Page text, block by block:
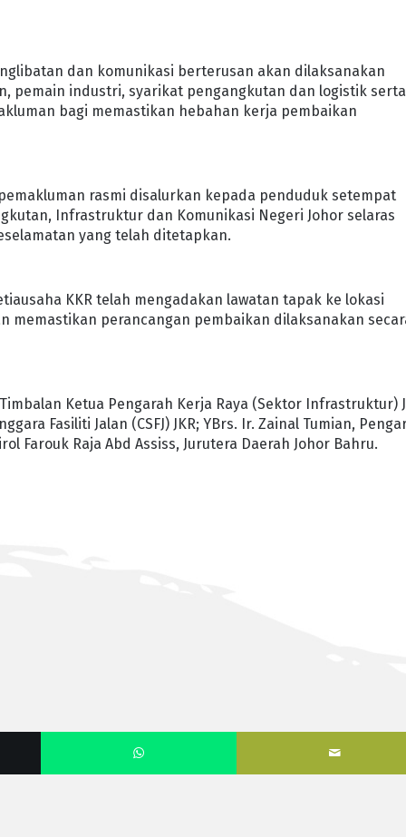
dan komunikasi berterusan akan dilaksanakan
pemain industri, syarikat pengangkutan dan logistik serta
bagi memastikan hebahan kerja pembaikan
rasmi disalurkan kepada penduduk setempat
Infrastruktur dan Komunikasi Negeri Johor selaras
yang telah ditetapkan.
KKR telah mengadakan lawatan tapak ke lokasi
memastikan perancangan pembaikan dilaksanakan
Ketua Pengarah Kerja Raya (Sektor Infrastruktur)
Fasiliti Jalan (CSFJ) JKR; YBrs. Ir. Zainal Tumian,
Farouk Raja Abd Assiss, Jurutera Daerah Johor Bahru.